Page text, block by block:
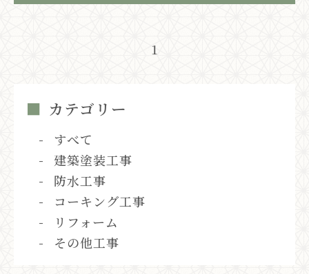
1
カテゴリー
すべて
建築塗装工事
防水工事
コーキング工事
リフォーム
その他工事